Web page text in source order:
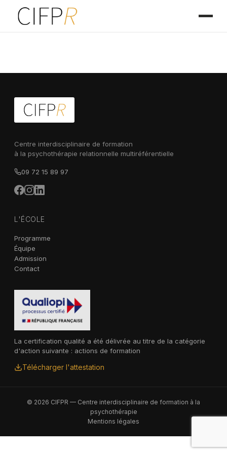
Centre interdisciplinaire de formation
à la psychothérapie relationnelle multiréférentielle
09 72 15 89 97
L'ÉCOLE
Programme
Équipe
Admission
Contact
La certification qualité a été délivrée au titre de la catégorie
d'action suivante : actions de formation
Télécharger l'attestation
© 2026 CIFPR — Centre interdisciplinaire de formation à la
psychothérapie
Mentions légales